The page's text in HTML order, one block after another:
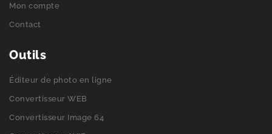
Mon compte
Contact
Outils
Éditeur de photo en ligne
Convertisseur WEB
Convertisseur Image 64